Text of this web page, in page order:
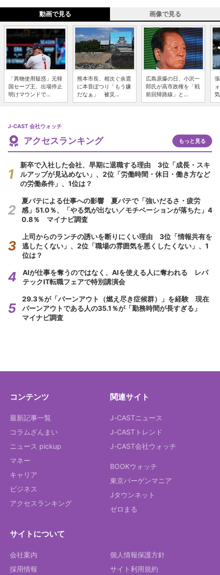
動画で見る 画像で見る
「異物使用疑惑」元韓
国セーブ王、出場停止
明けマウンドで...
熊本市長、相次ぐ余震
に本音ぽつり「もう嫌
だなぁ」 被災...
広島原爆の日、小沢一
郎氏が高市政権を「戦
前回帰路線」と...
J-CAST 会社ウォッチ
アクセスランキング もっと見る
新卒で入社した会社、早期に退職する理由 3位「成長・スキ
ルアップが見込めない」、2位「労働時間・休日・働き方など
の労働条件」、1位は？
夏バテによる仕事への影響 夏バテで「強いだるさ・疲労
感」51.0％、「やる気が出ない／モチベーションが落ちた」4
0.8％ マイナビ調査
上司からのランチの誘いを断りにくい理由 3位「情報共有を
逃したくない」、2位「職場の雰囲気を悪くしたくない」、1
位は？
AIが仕事を奪うのではなく、AIを使える人に奪われる レバ
テックIT転職フェアで特別講演会
29.3％が「バーンアウト（燃え尽き症候群）」を経験 現在
バーンアウトである人の35.1％が「勤務時間が長すぎる」
マイナビ調査
コンテンツ
最新記事一覧
コラムざんまい
ニュース pickup
マネー
キャリア
ビジネス
アクセスランキング
関連サイト
J-CASTニュース
J-CASTトレンド
J-CAST会社ウォッチ
BOOKウォッチ
東京バーゲンマニア
Jタウンネット
ゼロまる
サイトについて
会社案内
採用情報
個人情報保護方針
サイト利用規約